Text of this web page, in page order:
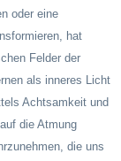
oder eine
hat
Felder der
als inneres Licht
Achtsamkeit und
die Atmung
die uns